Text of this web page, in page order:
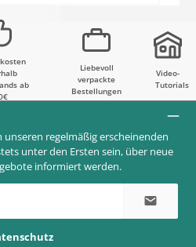
ab
Liebevoll
verpackte
Bestellungen
Video-
Tutorials
regelmäßig erscheinenden
unter den Ersten sein, über neue
informiert werden.